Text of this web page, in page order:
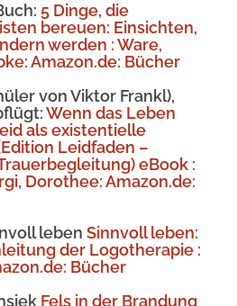
5 Dinge, die
bereuen: Einsichten,
werden : Ware,
Amazon.de: Bücher
von Viktor Frankl),
Wenn das Leben
als existentielle
Leidfaden –
eBook :
Dorothee: Amazon.de:
leben Sinnvoll leben:
der Logotherapie :
Bücher
Fels in der Brandung